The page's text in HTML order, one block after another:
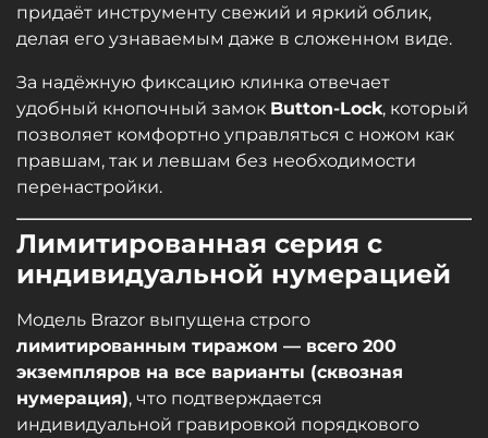
придаёт инструменту свежий и яркий облик,
делая его узнаваемым даже в сложенном виде.
За надёжную фиксацию клинка отвечает
удобный кнопочный замок Button-Lock, который
позволяет комфортно управляться с ножом как
правшам, так и левшам без необходимости
перенастройки.
Лимитированная серия с
индивидуальной нумерацией
Модель Brazor выпущена строго
лимитированным тиражом — всего 200
экземпляров на все варианты (сквозная
нумерация), что подтверждается
индивидуальной гравировкой порядкового